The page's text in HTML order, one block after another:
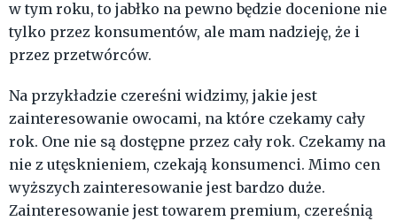
w tym roku, to jabłko na pewno będzie docenione nie
tylko przez konsumentów, ale mam nadzieję, że i
przez przetwórców.
Na przykładzie czereśni widzimy, jakie jest
zainteresowanie owocami, na które czekamy cały
rok. One nie są dostępne przez cały rok. Czekamy na
nie z utęsknieniem, czekają konsumenci. Mimo cen
wyższych zainteresowanie jest bardzo duże.
Zainteresowanie jest towarem premium, czereśnią